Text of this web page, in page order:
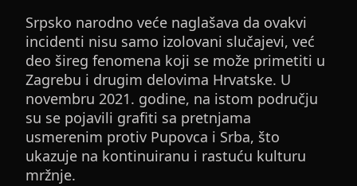
Srpsko narodno veće naglašava da ovakvi
incidenti nisu samo izolovani slučajevi, već
deo šireg fenomena koji se može primetiti u
Zagrebu i drugim delovima Hrvatske. U
novembru 2021. godine, na istom području
su se pojavili grafiti sa pretnjama
usmerenim protiv Pupovca i Srba, što
ukazuje na kontinuiranu i rastuću kulturu
mržnje.